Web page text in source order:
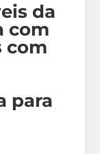
da
com
com
para